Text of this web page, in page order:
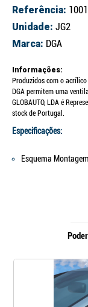
Referência:
Unidade: JG2
Marca: DGA
Informações:
Produzidos com o
DGA permitem uma
GLOBAUTO, LDA é
stock de Portugal.
Especificações:
Esquema Montagem